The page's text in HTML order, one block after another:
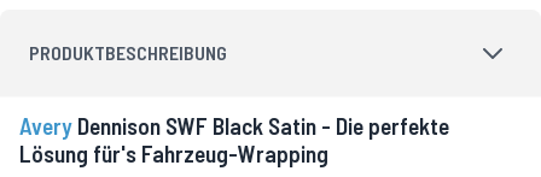
PRODUKTBESCHREIBUNG
Avery Dennison SWF Black Satin - Die perfekte
Lösung für's Fahrzeug-Wrapping